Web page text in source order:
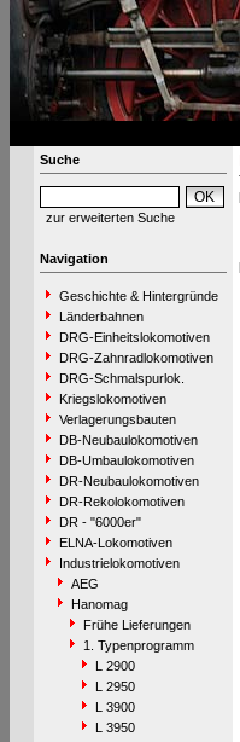
Suche
zur erweiterten Suche
Navigation
Geschichte & Hintergründe
Länderbahnen
DRG-Einheitslokomotiven
DRG-Zahnradlokomotiven
DRG-Schmalspurlok.
Kriegslokomotiven
Verlagerungsbauten
DB-Neubaulokomotiven
DB-Umbaulokomotiven
DR-Neubaulokomotiven
DR-Rekolokomotiven
DR - "6000er"
ELNA-Lokomotiven
Industrielokomotiven
AEG
Hanomag
Frühe Lieferungen
1. Typenprogramm
L 2900
L 2950
L 3900
L 3950